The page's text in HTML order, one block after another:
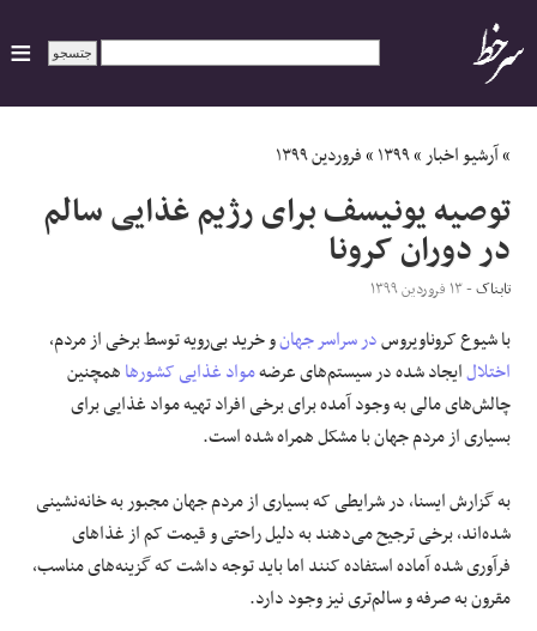
ایران
سیاسی
اقتصاد
ورزشی
جهان
حوادث
علوم و فن آوری
»آرشیو اخبار»۱۳۹۹»فروردین ۱۳۹۹
توصیه‌ یونیسف برای رژیم غذایی سالم
در دوران کرونا
تابناک- ۱۳ فروردین ۱۳۹۹
با شیوع کروناویروسدر سراسر جهانو خرید بی‌رویه توسط برخی از مردم،
اختلالایجاد شده در سیستم‌های عرضهمواد غذاییکشورهاهمچنین
چالش‌های مالی به وجود آمده برای برخی افراد تهیه مواد غذایی برای
بسیاری از مردم جهان با مشکل همراه شده است.
به گزارش ایسنا، در شرایطی که بسیاری از مردم جهان مجبور به خانه‌نشینی
شده‌اند، برخی ترجیح می‌دهند به دلیل راحتی و قیمت کم از غذاهای
فرآوری شده آماده استفاده کنند اما باید توجه داشت که گزینه‌های مناسب،
مقرون به صرفه و سالم‌تری نیز وجود دارد.